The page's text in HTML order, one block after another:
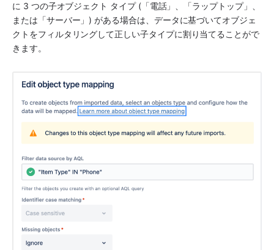
に 3 つの子オブジェクト タイプ (「電話」、「ラップトップ」、
または「サーバー」) がある場合は、データに基づいてオブジェ
クトをフィルタリングして正しい子タイプに割り当てることがで
きます。